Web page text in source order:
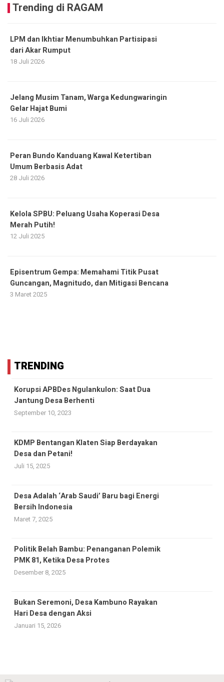
Trending di RAGAM
LPM dan Ikhtiar Menumbuhkan Partisipasi
dari Akar Rumput
18 Juli 2026
Jelang Musim Tanam, Warga Kedungwaringin
Gelar Hajat Bumi
16 Juli 2026
Peran Bundo Kanduang Kawal Ketertiban
Umum Berbasis Adat
28 Juli 2026
Kelola SPBU: Peluang Usaha Koperasi Desa
Merah Putih!
12 Juli 2025
Episentrum Gempa: Memahami Titik Pusat
Guncangan, Magnitudo, dan Mitigasi Bencana
3 Maret 2025
TRENDING
Korupsi APBDes Ngulankulon: Saat Dua
Jantung Desa Berhenti
September 10, 2023
KDMP Bentangan Klaten Siap Berdayakan
Desa dan Petani!
Juli 15, 2025
Desa Adalah ‘Arab Saudi’ Baru bagi Energi
Bersih Indonesia
Maret 7, 2025
Politik Belah Bambu: Penanganan Polemik
PMK 81, Ketika Desa Protes
Desember 8, 2025
Bukan Seremoni, Desa Kambuno Rayakan
Hari Desa dengan Aksi
Januari 15, 2026